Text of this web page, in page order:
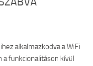
alkalmazkodva a WiFi
funkcionalitáson kívül